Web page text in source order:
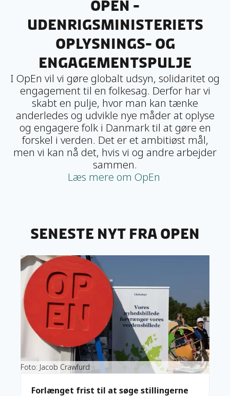
Open -
Udenrigsministeriets
Oplysnings- og
Engagementspulje
I OpEn vil vi gøre globalt udsyn, solidaritet og
engagement til en folkesag. Derfor har vi
skabt en pulje, hvor man kan tænke
anderledes og udvikle nye måder at oplyse
og engagere folk i Danmark til at gøre en
forskel i verden. Det er et ambitiøst mål,
men vi kan nå det, hvis vi og andre arbejder
sammen.
Læs mere om OpEn
Seneste nyt fra OpEn
Foto: Jacob Crawfurd
Forlænget frist til at søge stillingerne
Læs mere om Forlænget frist til at søge stillingerne som